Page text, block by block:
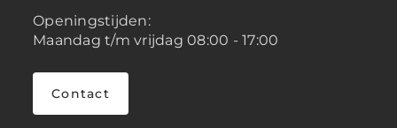
Openingstijden:
Maandag t/m vrijdag 08:00 - 17:00
Contact